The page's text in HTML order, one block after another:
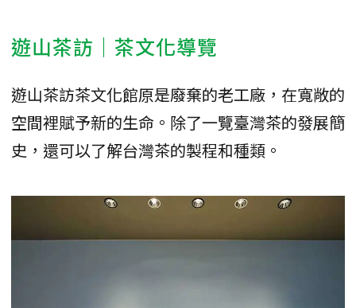
遊山茶訪｜茶文化導覽
遊山茶訪茶文化館原是廢棄的老工廠，在寬敞的
空間裡賦予新的生命。除了一覽臺灣茶的發展簡
史，還可以了解台灣茶的製程和種類。